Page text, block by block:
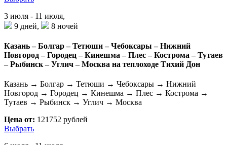
3 июля - 11 июля,
9 дней,
8 ночей
Казань – Болгар – Тетюши – Чебоксары – Нижний
Новгород – Городец – Кинешма – Плес – Кострома – Тутаев
– Рыбинск – Углич – Москва на теплоходе Тихий Дон
Казань → Болгар → Тетюши → Чебоксары → Нижний
Новгород → Городец → Кинешма → Плес → Кострома →
Тутаев → Рыбинск → Углич → Москва
Цена от: 121752 рублей
Выбрать